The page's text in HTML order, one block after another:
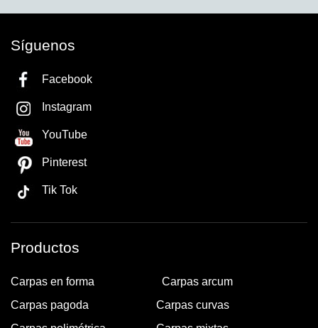
Síguenos
Facebook
Instagram
YouTube
Pinterest
Tik Tok
Productos
Carpas en forma
Carpas arcum
Carpas pagoda
Carpas curvas